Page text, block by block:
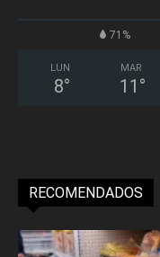
71%
LUN
8°
MAR
11 °
RECOMENDADOS